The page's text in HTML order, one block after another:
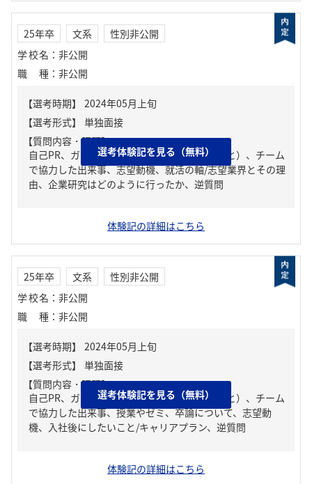
25年卒 文系
性別非公開
学校名 ： 非公開
職種 ： 非公開
【質問内容・課題】
自己PR、ガクチカ（学生時代に力を入れたこと）、チーム
で協力した出来事、志望動機、就活の軸/志望業界とその理
由、企業研究はどのように行ったか、逆質問
選考体験記を見る（無料）
体験記の詳細はこちら
25年卒 文系
性別非公開
学校名 ： 非公開
職種 ： 非公開
【質問内容・課題】
自己PR、ガクチカ（学生時代に力を入れたこと）、チーム
で協力した出来事、授業やゼミ、卒論について、志望動
機、入社後にしたいこと/キャリアプラン、逆質問
選考体験記を見る（無料）
体験記の詳細はこちら